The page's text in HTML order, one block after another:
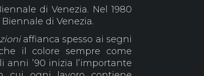
di Venezia. Nel 1980
di Venezia.
affianca spesso ai segni
il colore sempre come
anni ’90 inizia l’importante